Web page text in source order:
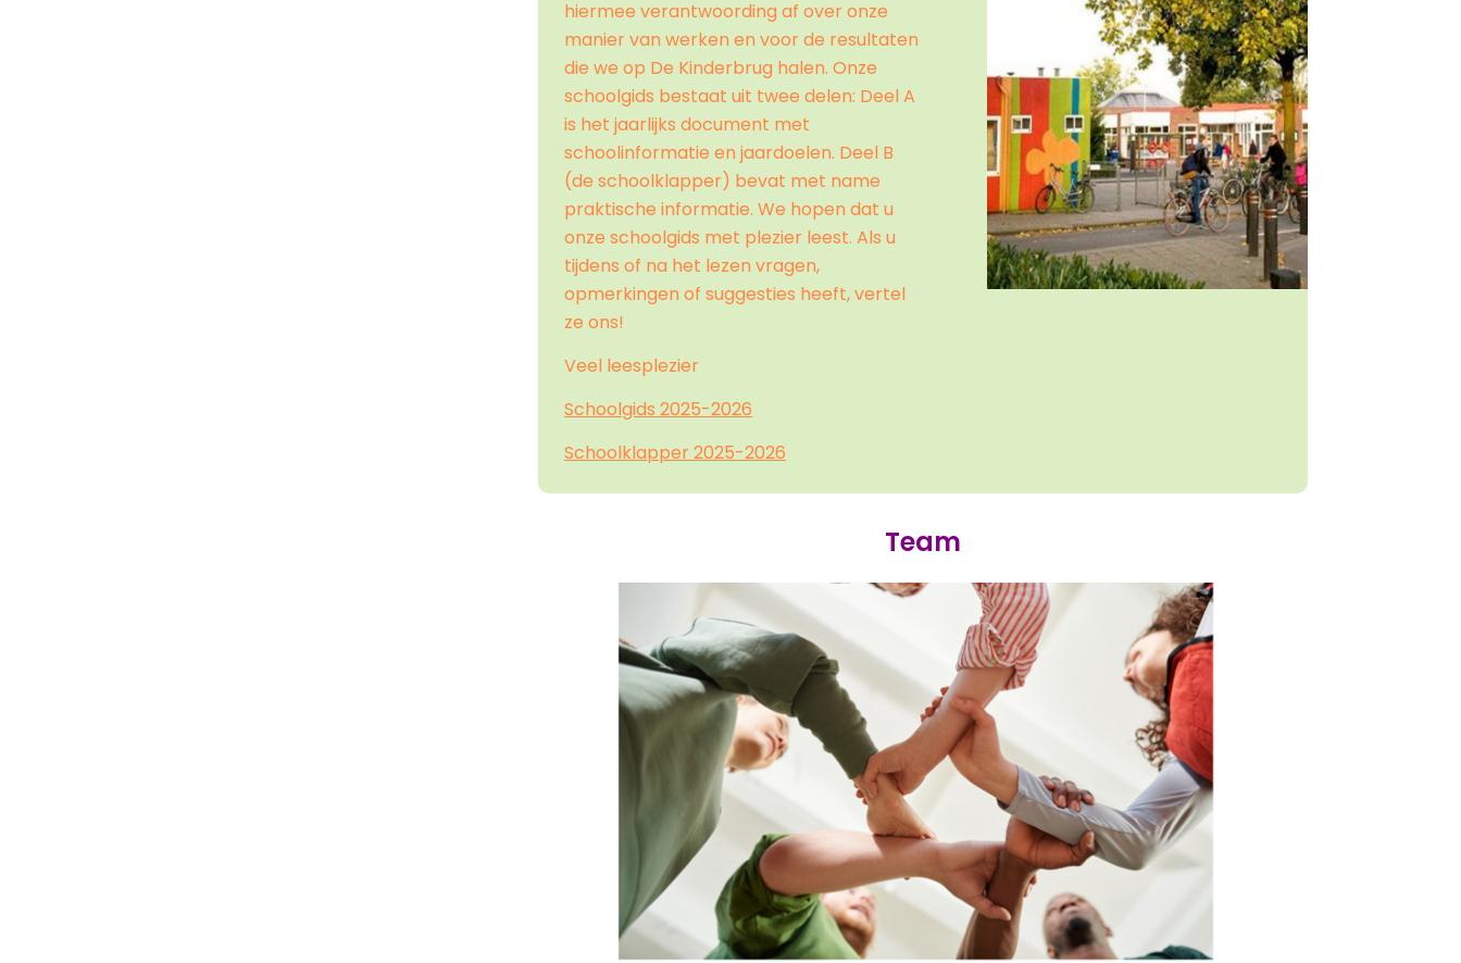
hiermee verantwoording af over onze
manier van werken en voor de resultaten
die we op De Kinderbrug halen. Onze
schoolgids bestaat uit twee delen: Deel A
is het jaarlijks document met
schoolinformatie en jaardoelen. Deel B
(de schoolklapper) bevat met name
praktische informatie. We hopen dat u
onze schoolgids met plezier leest. Als u
tijdens of na het lezen vragen,
opmerkingen of suggesties heeft, vertel
ze ons!
Veel leesplezier
Schoolgids 2025-2026
Schoolklapper 2025-2026
Team